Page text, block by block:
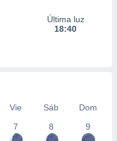
Última luz
18:40
Vie Sáb
Dom
7
8 9